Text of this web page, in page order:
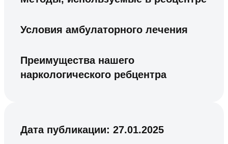
Условия амбулаторного лечения
Преимущества нашего
наркологического ребцентра
Дата публикации: 27.01.2025